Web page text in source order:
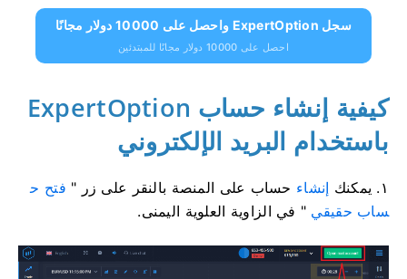
سجل ExpertOption واحصل على 10000 دولار مجانًا
احصل على 10000 دولار مجانًا للمبتدئين
كيفية إنشاء حساب ExpertOption
باستخدام البريد الإلكتروني
١. يمكنك إنشاء حساب على المنصة بالنقر على زر " فتح ح
ساب حقيقي " في الزاوية العلوية اليمنى.